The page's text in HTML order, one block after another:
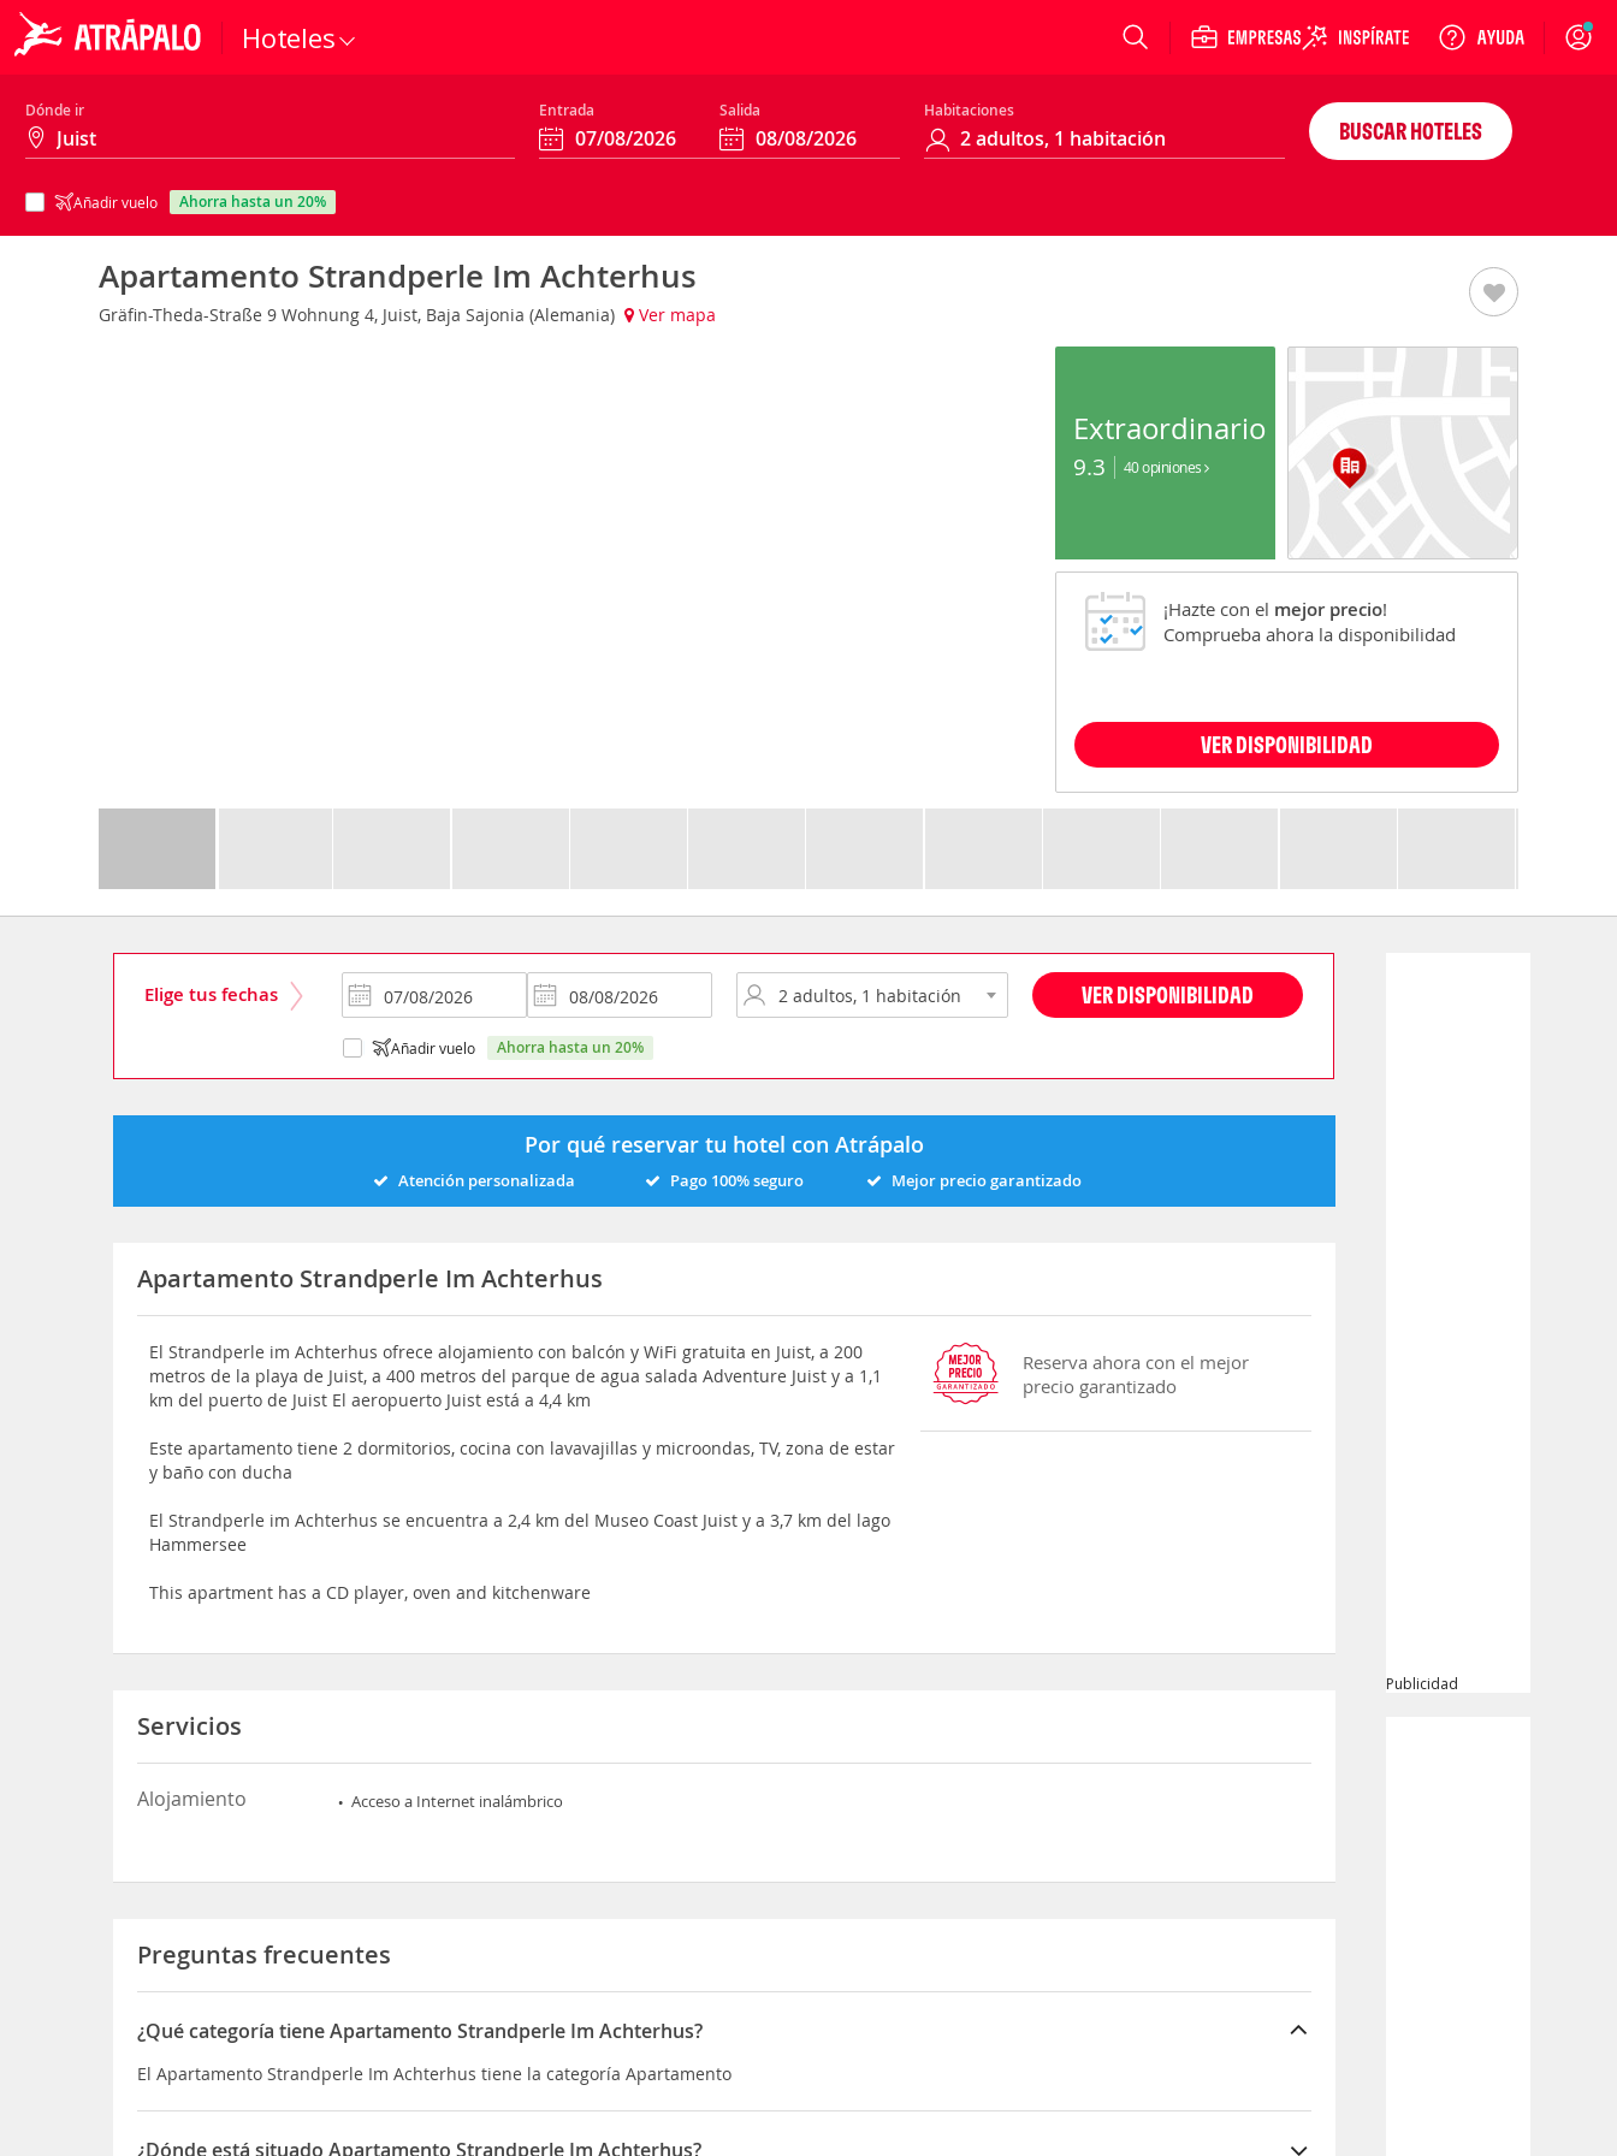
Hoteles Login
Dónde ir Entrada Salida Habitaciones
Añadir vuelo ahorra hasta un 20%
BUSCAR HOTELES
Apartamento Strandperle Im Achterhus
Gräfin-Theda-Straße 9 Wohnung 4, Juist, Baja Sajonia (Alemania) Ver mapa
Extraordinario
9.3 40 opiniones
¡Hazte con el mejor precio!
Comprueba ahora la disponibilidad
VER DISPONIBILIDAD
Elige tus fechas VER DISPONIBILIDAD
Añadir vuelo ahorra hasta un 20%
Por qué reservar tu hotel con Atrápalo
Atención personalizada Pago 100% seguro Mejor precio garantizado
Apartamento Strandperle Im Achterhus
El Strandperle im Achterhus ofrece alojamiento con balcón y WiFi gratuita en Juist, a 200
metros de la playa de Juist, a 400 metros del parque de agua salada Adventure Juist y a 1,1
km del puerto de Juist El aeropuerto Juist está a 4,4 km
Este apartamento tiene 2 dormitorios, cocina con lavavajillas y microondas, TV, zona de estar
y baño con ducha
El Strandperle im Achterhus se encuentra a 2,4 km del Museo Coast Juist y a 3,7 km del lago
Hammersee
This apartment has a CD player, oven and kitchenware
Reserva ahora con el mejor
precio garantizado
Servicios
Alojamiento Acceso a Internet inalámbrico
Preguntas frecuentes
¿Qué categoría tiene Apartamento Strandperle Im Achterhus?
El Apartamento Strandperle Im Achterhus tiene la categoría Apartamento
¿Dónde está situado Apartamento Strandperle Im Achterhus?
Publicidad